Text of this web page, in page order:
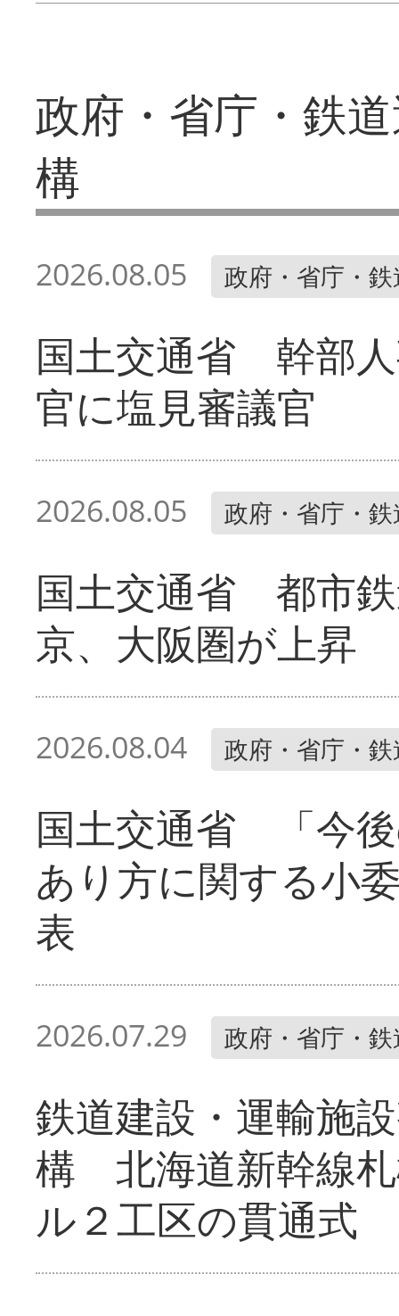
政府・省庁・鉄
構
2026.08.05 政府・省庁・
国土交通省 幹部
官に塩見審議官
2026.08.05 政府・省庁・
国土交通省 都市
京、大阪圏が上昇
2026.08.04 政府・省庁・
国土交通省 「今
あり方に関する小
表
2026.07.29 政府・省庁・
鉄道建設・運輸施
構 北海道新幹線
ル２工区の貫通式